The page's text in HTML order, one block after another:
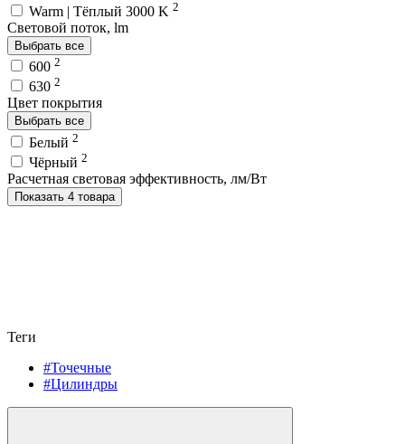
Warm | Тёплый 3000 K 2
Световой поток, lm
Выбрать все
600 2
630 2
Цвет покрытия
Выбрать все
Белый 2
Чёрный 2
Расчетная световая эффективность, лм/Вт
Показать 4 товара
Теги
#Точечные
#Цилиндры